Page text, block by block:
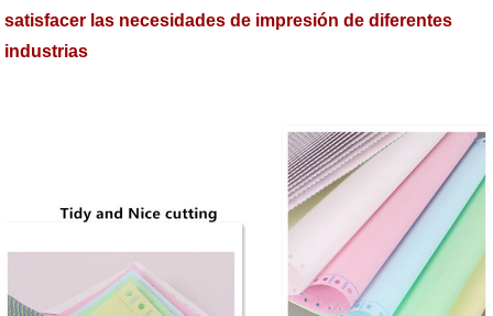
satisfacer las necesidades de impresión de diferentes
industrias